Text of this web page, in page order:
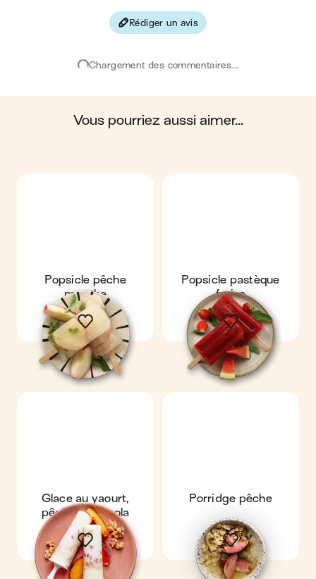
Les valeurs sont basées sur une estimation moyenne pour
préoccupations ou des questions concernant votre santé,
en moyenne, une portion de la recette "Popsicle yaourt abricot
de glucides ; 3 g de protéines ; 2 g de fibres.
Rédiger un avis
Chargement des commentaires...
vous pourriez aussi aimer...
Popsicle pêche
menthe
Popsicle pastèque
fraise
Glace au yaourt,
pêche & granola
Porridge pêche